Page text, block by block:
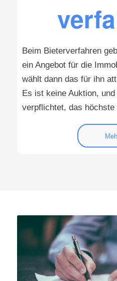
Beim Bieterverfahren
ein Angebot für die
wählt dann das für ihn
Es ist keine Auktion,
verpflichtet, das höchste